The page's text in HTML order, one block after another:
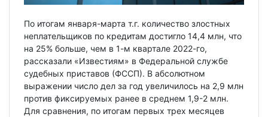
По итогам января-марта т.г. количество злостных
неплательщиков по кредитам достигло 14,4 млн, что
на 25% больше, чем в 1-м квартале 2022-го,
рассказали «Известиям» в Федеральной службе
судебных приставов (ФССП). В абсолютном
выражении число дел за год увеличилось на 2,9 млн
против фиксируемых ранее в среднем 1,9-2 млн.
Для сравнения, по итогам первых трех месяцев